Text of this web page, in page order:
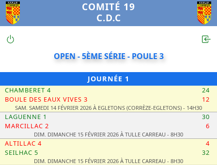
COMITÉ 19
C.D.C
OPEN - 5ÈME SÉRIE - POULE 3
JOURNÉE 1
CHAMBERET 4
24
BOULE DES EAUX VIVES 3
12
SAM. SAMEDI 14 FÉVRIER 2026 À EGLETONS (CORRÈZE-EGLETONS) - 14H30
LAGUENNE 1
30
MARCILLAC 2
6
DIM. DIMANCHE 15 FÉVRIER 2026 À TULLE CARREAU - 8H30
ALTILLAC 4
4
SEILHAC 5
32
DIM. DIMANCHE 15 FÉVRIER 2026 À TULLE CARREAU - 8H30